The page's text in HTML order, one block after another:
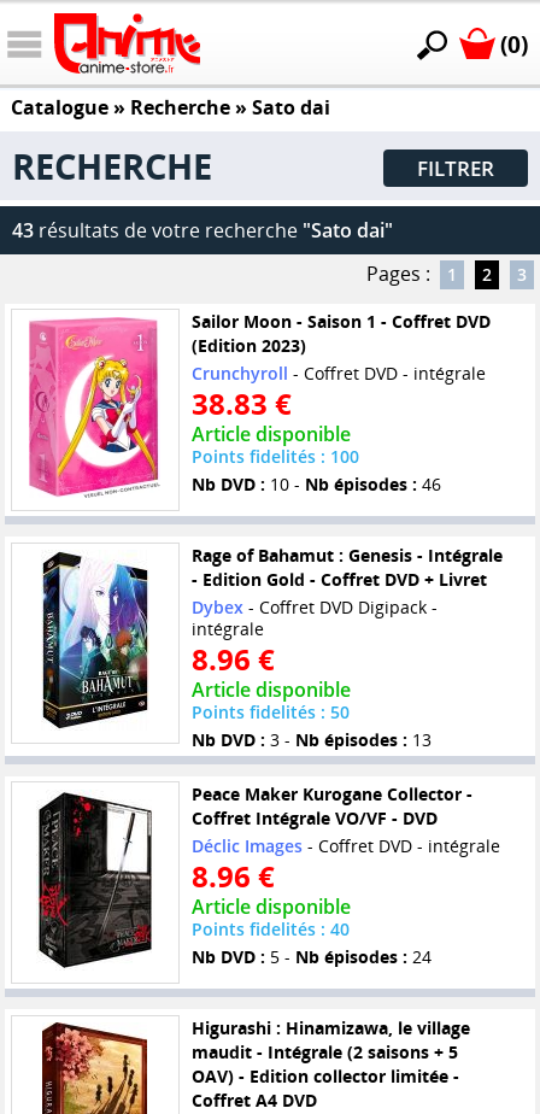
(0)
Catalogue» Recherche » Sato dai
RECHERCHE FILTRER
43 résultats de votre recherche "Sato dai"
Pages :
1 2 3
Sailor Moon - Saison 1 - Coffret DVD
(Edition 2023)
Crunchyroll - Coffret DVD - intégrale
38.83 €
Article disponible
Points fidelités : 100
Nb DVD : 10 - Nb épisodes : 46
Rage of Bahamut : Genesis - Intégrale
- Edition Gold - Coffret DVD + Livret
Dybex - Coffret DVD Digipack -
intégrale
8.96 €
Article disponible
Points fidelités : 50
Nb DVD : 3 - Nb épisodes : 13
Peace Maker Kurogane Collector -
Coffret Intégrale VO/VF - DVD
Déclic Images- Coffret DVD - intégrale
8.96 €
Article disponible
Points fidelités : 40
Nb DVD : 5 - Nb épisodes : 24
Higurashi : Hinamizawa, le village
maudit - Intégrale (2 saisons + 5
OAV) - Edition collector limitée -
Coffret A4 DVD